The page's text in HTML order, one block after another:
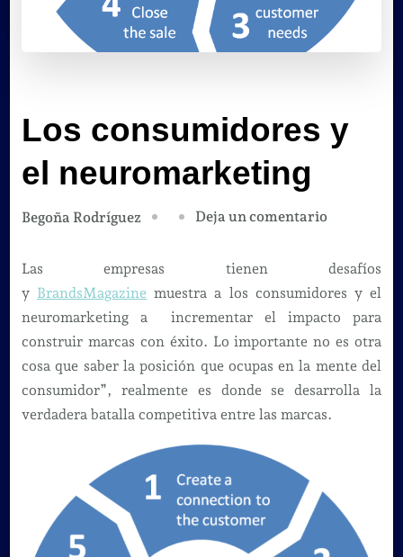
Los consumidores y
el neuromarketing
Begoña Rodríguez Deja un comentarioen
y
el
Las empresas tienen desafíos
y BrandsMagazine muestra a los consumidores y el
neuromarketing a incrementar el impacto para
construir marcas con éxito. Lo importante no es otra
cosa que saber la posición que ocupas en la mente del
consumidor”, realmente es donde se desarrolla la
verdadera batalla competitiva entre las marcas.